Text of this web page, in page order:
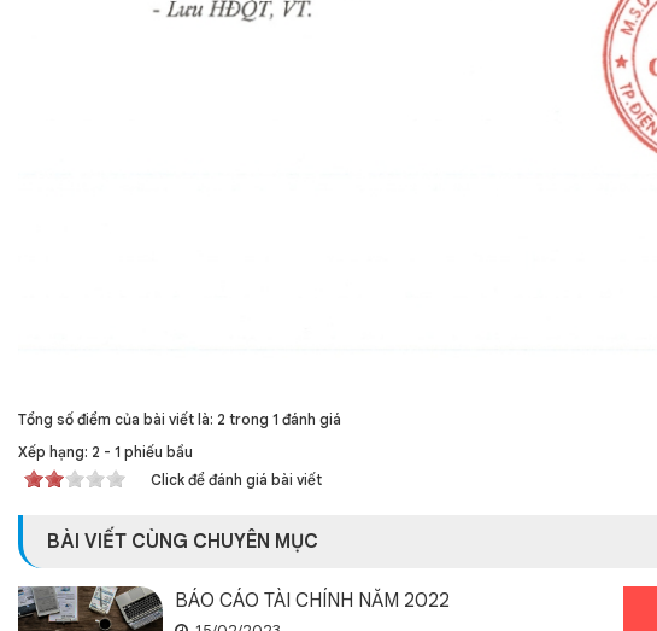
Tổng số điểm của bài viết là: 2 trong 1 đánh giá
Xếp hạng: 2 - 1 phiếu bầu
Click để đánh giá bài viết
BÀI VIẾT CÙNG CHUYÊN MỤC
BÁO CÁO TÀI CHÍNH NĂM 2022